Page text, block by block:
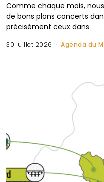
Comme chaque mois,
de bons plans concerts
précisément ceux dans
30 juillet 2026 Agenda du